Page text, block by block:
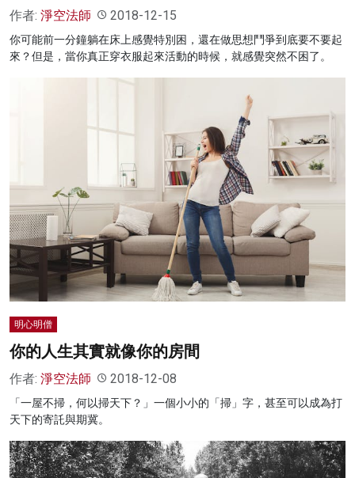
作者: 淨空法師 2018-12-15
你可能前一分鐘躺在床上感覺特別困，還在做思想鬥爭到底要不要起
來？但是，當你真正穿衣服起來活動的時候，就感覺突然不困了。
明心明僧
你的人生其實就像你的房間
作者: 淨空法師 2018-12-08
「一屋不掃，何以掃天下？」一個小小的「掃」字，甚至可以成為打
天下的寄託與期冀。